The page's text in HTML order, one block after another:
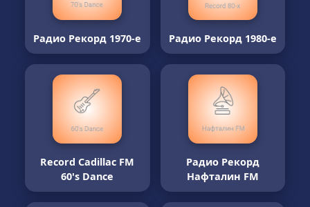
Радио Рекорд 1970-е Радио Рекорд 1980-е
Record Cadillac FM
60's Dance
Радио Рекорд
Нафталин FM